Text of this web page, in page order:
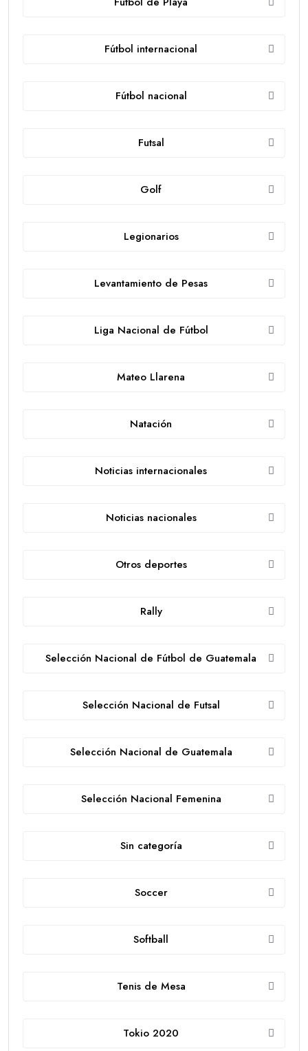
Fútbol internacional
Fútbol nacional
Futsal
Golf
Legionarios
Levantamiento de Pesas
Liga Nacional de Fútbol
Mateo Llarena
Natación
Noticias internacionales
Noticias nacionales
Otros deportes
Rally
Selección Nacional de Fútbol de Guatemala
Selección Nacional de Futsal
Selección Nacional de Guatemala
Selección Nacional Femenina
Sin categoría
Soccer
Softball
Tenis de Mesa
Tokio 2020